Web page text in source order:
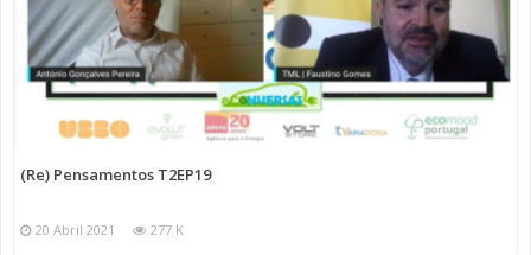
(Re) Pensamentos T2EP19
20 Abril 2021 277 K